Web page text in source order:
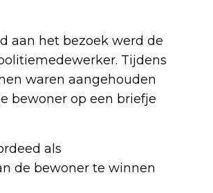
aan het bezoek werd de
Tijdens
waren aangehouden
bewoner op een briefje
als
de bewoner te winnen